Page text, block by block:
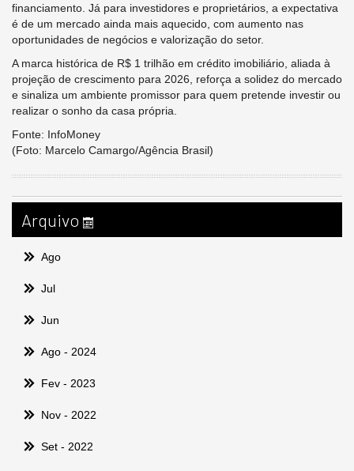
financiamento. Já para investidores e proprietários, a expectativa
é de um mercado ainda mais aquecido, com aumento nas
oportunidades de negócios e valorização do setor.
A marca histórica de R$ 1 trilhão em crédito imobiliário, aliada à
projeção de crescimento para 2026, reforça a solidez do mercado
e sinaliza um ambiente promissor para quem pretende investir ou
realizar o sonho da casa própria.
Fonte: InfoMoney
(Foto: Marcelo Camargo/Agência Brasil)
Arquivo
Ago
Jul
Jun
Ago - 2024
Fev - 2023
Nov - 2022
Set - 2022